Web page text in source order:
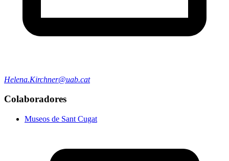
Helena.Kirchner@uab.cat
Colaboradores
Museos de Sant Cugat